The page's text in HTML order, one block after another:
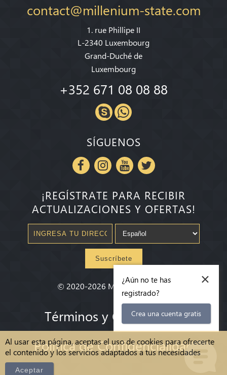
Al usar esta página, aceptas el uso de cookies para ofrecerte
el contenido y los servicios adaptados a tus necesidades
Aceptar
contact@millenium-state.com
1. rue Phillipe II
L-2340 Luxembourg
Grand-Duché de
Luxembourg
+352 671 08 08 88
SÍGUENOS
¡REGÍSTRATE PARA RECIBIR
ACTUALIZACIONES Y OFERTAS!
Suscríbete
© 2020-2026 Millenium State®
Términos y Condiciones
Política de Confidencialidad
×
¿Aún no te has
registrado?
Crea una cuenta gratis